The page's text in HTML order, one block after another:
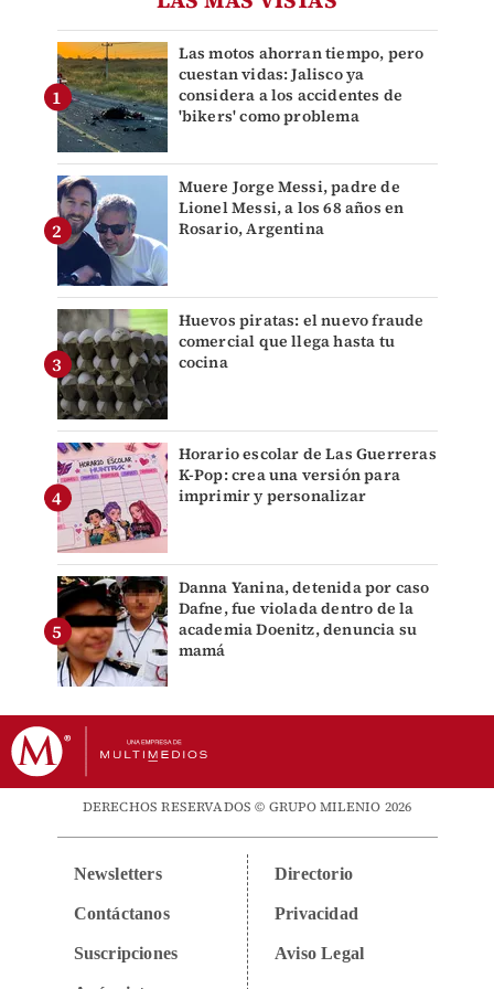
Las motos ahorran tiempo, pero
cuestan vidas: Jalisco ya
considera a los accidentes de
'bikers' como problema
Muere Jorge Messi, padre de
Lionel Messi, a los 68 años en
Rosario, Argentina
Huevos piratas: el nuevo fraude
comercial que llega hasta tu
cocina
Horario escolar de Las Guerreras
K-Pop: crea una versión para
imprimir y personalizar
Danna Yanina, detenida por caso
Dafne, fue violada dentro de la
academia Doenitz, denuncia su
mamá
DERECHOS RESERVADOS © GRUPO MILENIO 2026
Newsletters
Contáctanos
Suscripciones
Directorio
Privacidad
Aviso Legal